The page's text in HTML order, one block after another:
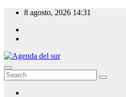
Skip
content
8 agosto, 2026 14:31
Agenda del sur